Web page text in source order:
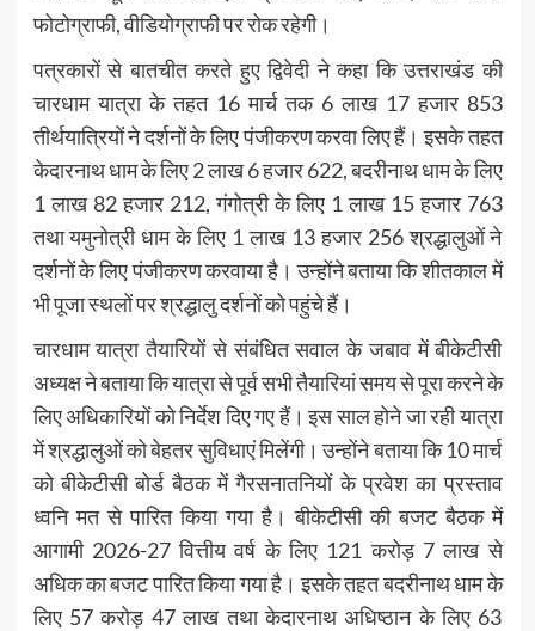
फोटोग्राफी, वीडियोग्राफी पर रोक रहेगी।
पत्रकारों से बातचीत करते हुए द्विवेदी ने कहा कि उत्तराखंड की
चारधाम यात्रा के तहत 16 मार्च तक 6 लाख 17 हजार 853
तीर्थयात्रियों ने दर्शनों के लिए पंजीकरण करवा लिए हैं। इसके तहत
केदारनाथ धाम के लिए 2 लाख 6 हजार 622, बदरीनाथ धाम के लिए
1 लाख 82 हजार 212, गंगोत्री के लिए 1 लाख 15 हजार 763
तथा यमुनोत्री धाम के लिए 1 लाख 13 हजार 256 श्रद्धालुओं ने
दर्शनों के लिए पंजीकरण करवाया है। उन्होंने बताया कि शीतकाल में
भी पूजा स्थलों पर श्रद्धालु दर्शनों को पहुंचे हैं।
चारधाम यात्रा तैयारियों से संबंधित सवाल के जबाव में बीकेटीसी
अध्यक्ष ने बताया कि यात्रा से पूर्व सभी तैयारियां समय से पूरा करने के
लिए अधिकारियों को निर्देश दिए गए हैं। इस साल होने जा रही यात्रा
में श्रद्धालुओं को बेहतर सुविधाएं मिलेंगी। उन्होंने बताया कि 10 मार्च
को बीकेटीसी बोर्ड बैठक में गैरसनातनियों के प्रवेश का प्रस्ताव
ध्वनि मत से पारित किया गया है। बीकेटीसी की बजट बैठक में
आगामी 2026-27 वित्तीय वर्ष के लिए 121 करोड़ 7 लाख से
अधिक का बजट पारित किया गया है। इसके तहत बदरीनाथ धाम के
लिए 57 करोड़ 47 लाख तथा केदारनाथ अधिष्ठान के लिए 63